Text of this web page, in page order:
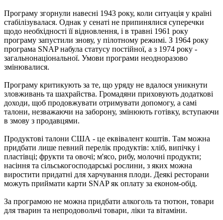
Програму згорнули навесні 1943 року, коли ситуація у країні
стабілізувалася. Однак у сенаті не припинялися суперечки
щодо необхідності її відновлення, і в травні 1961 року
програму запустили знову, у пілотному режимі. З 1964 року
програма SNAP набула статусу постійної, а з 1974 року -
загальнонаціональної. Умови програми неодноразово
змінювалися.
Програму критикують за те, що уряду не вдалося уникнути
зловживань та шахрайства. Громадяни приховують додаткові
доходи, щоб продовжувати отримувати допомогу, а самі
талони, незважаючи на заборону, змінюють готівку, вступаючи
в змову з продавцями.
Продуктові талони США - це еквівалент коштів. Там можна
придбати лише певний перелік продуктів: хліб, випічку і
пластівці; фрукти та овочі; м'ясо, рибу, молочні продукти;
насіння та сільськогосподарські рослини, з яких можна
виростити придатні для харчування плоди. Деякі ресторани
можуть приймати карти SNAP як оплату за економ-обід.
За програмою не можна придбати алкоголь та тютюн, товари
для тварин та непродовольчі товари, ліки та вітаміни.